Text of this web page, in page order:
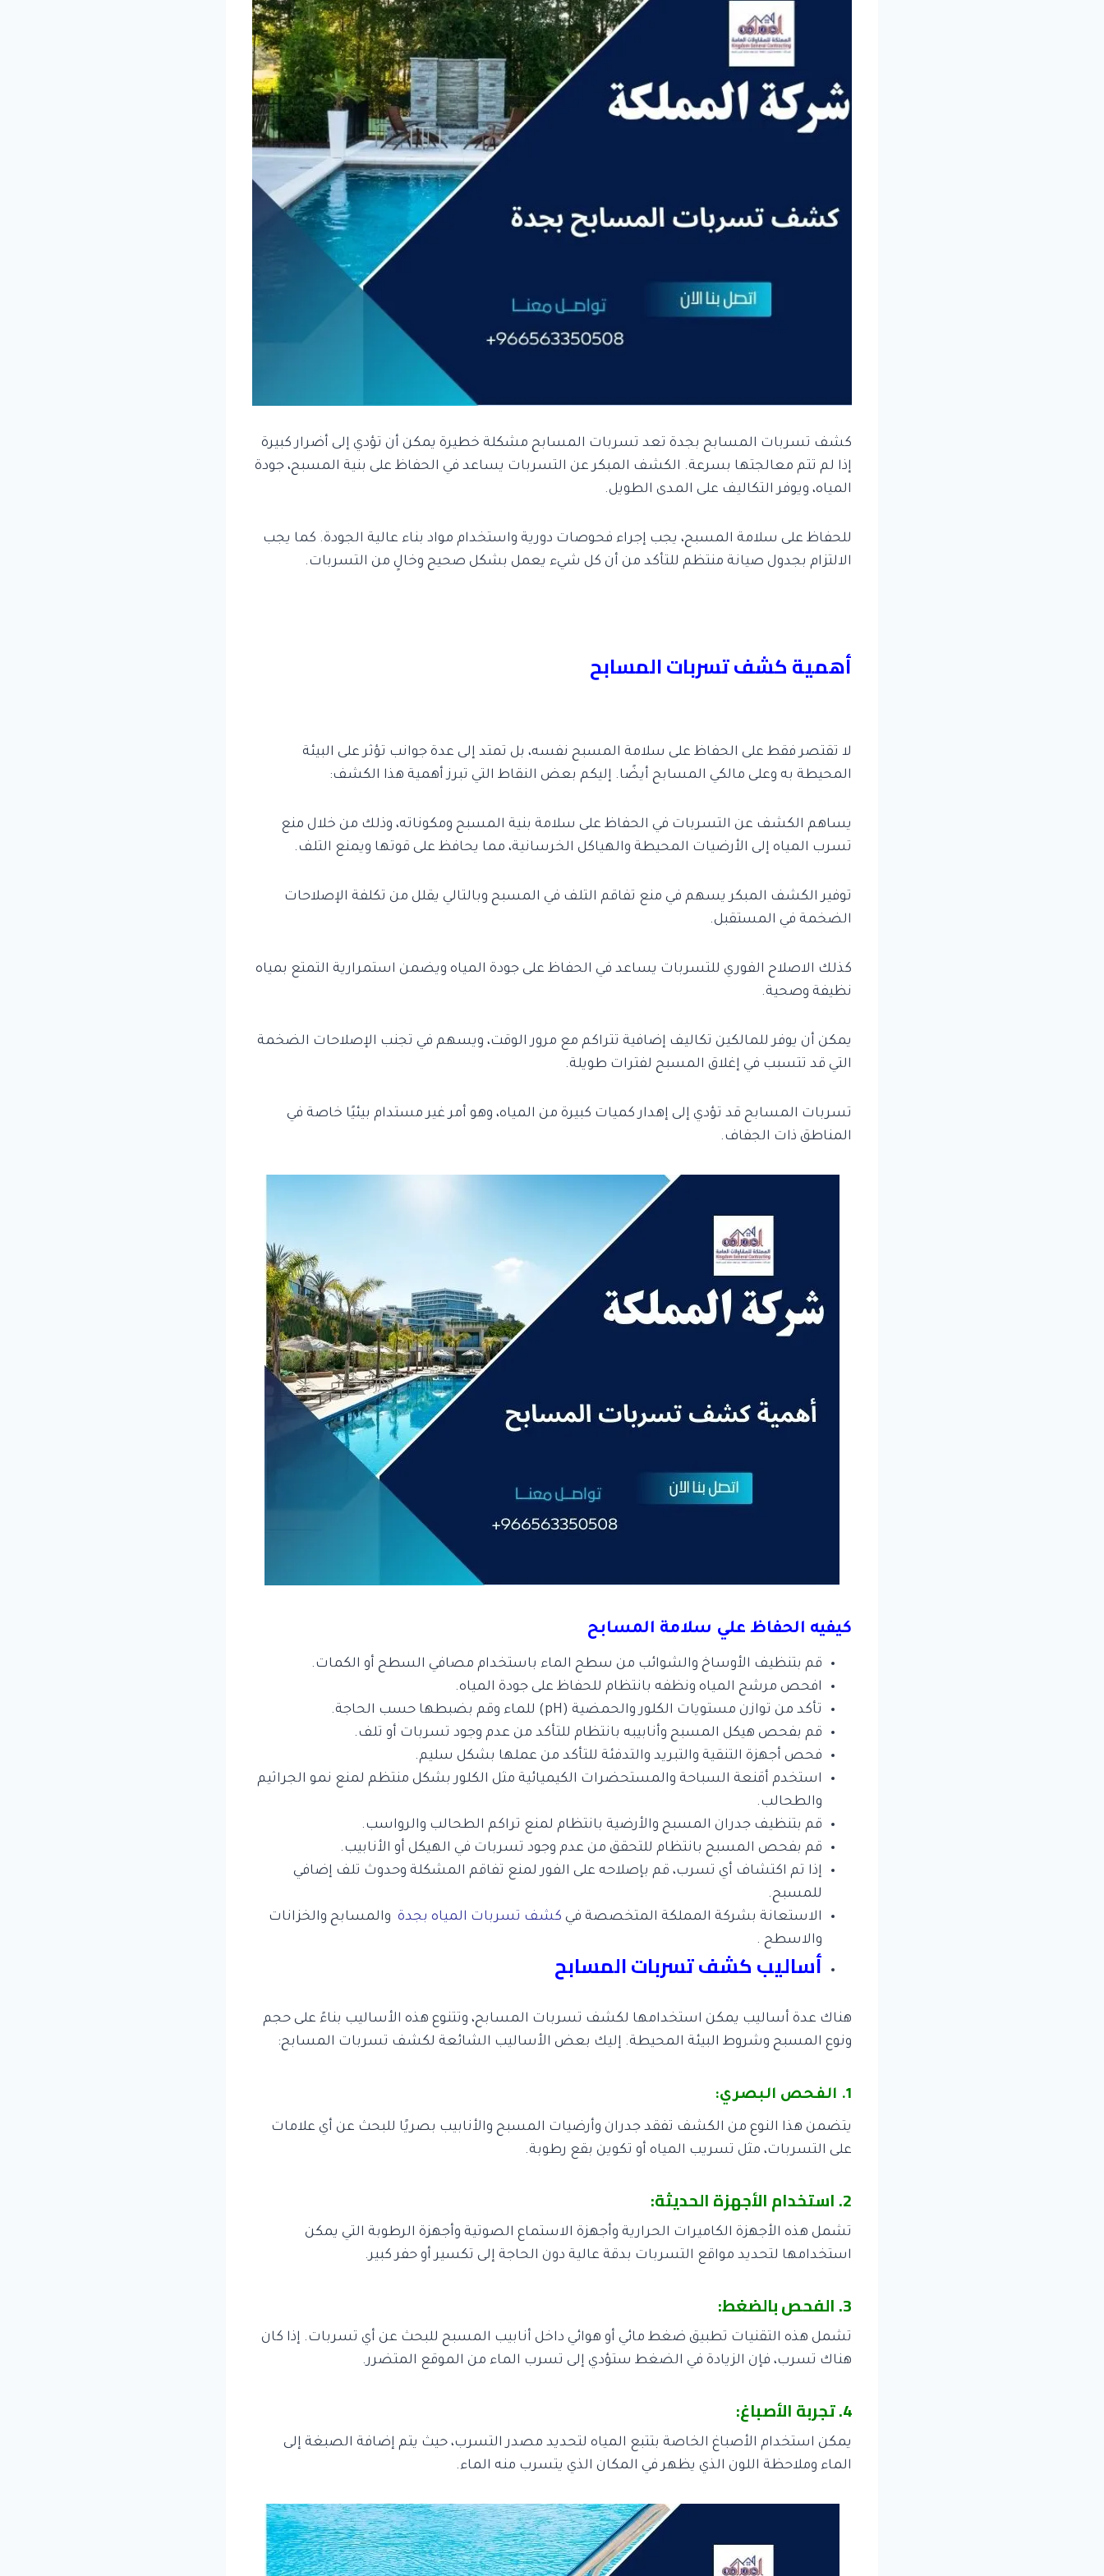
كشف تسربات المسابح بجدة تعد تسربات المسابح مشكلة خطيرة يمكن أن تؤدي إلى أضرار كبيرة
إذا لم تتم معالجتها بسرعة. الكشف المبكر عن التسربات يساعد في الحفاظ على بنية المسبح، جودة
المياه، ويوفر التكاليف على المدى الطويل.
للحفاظ على سلامة المسبح، يجب إجراء فحوصات دورية واستخدام مواد بناء عالية الجودة. كما يجب
الالتزام بجدول صيانة منتظم للتأكد من أن كل شيء يعمل بشكل صحيح وخالٍ من التسربات.
أهمية كشف تسربات المسابح
لا تقتصر فقط على الحفاظ على سلامة المسبح نفسه، بل تمتد إلى عدة جوانب تؤثر على البيئة
المحيطة به وعلى مالكي المسابح أيضًا. إليكم بعض النقاط التي تبرز أهمية هذا الكشف:
يساهم الكشف عن التسربات في الحفاظ على سلامة بنية المسبح ومكوناته، وذلك من خلال منع
تسرب المياه إلى الأرضيات المحيطة والهياكل الخرسانية، مما يحافظ على قوتها ويمنع التلف.
توفير الكشف المبكر يسهم في منع تفاقم التلف في المسبح وبالتالي يقلل من تكلفة الإصلاحات
الضخمة في المستقبل.
كذلك الاصلاح الفوري للتسربات يساعد في الحفاظ على جودة المياه ويضمن استمرارية التمتع بمياه
نظيفة وصحية.
يمكن أن يوفر للمالكين تكاليف إضافية تتراكم مع مرور الوقت، ويسهم في تجنب الإصلاحات الضخمة
التي قد تتسبب في إغلاق المسبح لفترات طويلة.
تسربات المسابح قد تؤدي إلى إهدار كميات كبيرة من المياه، وهو أمر غير مستدام بيئيًا خاصة في
المناطق ذات الجفاف.
كيفيه الحفاظ علي سلامة المسابح
قم بتنظيف الأوساخ والشوائب من سطح الماء باستخدام مصافي السطح أو الكمات.
افحص مرشح المياه ونظفه بانتظام للحفاظ على جودة المياه.
تأكد من توازن مستويات الكلور والحمضية (pH) للماء وقم بضبطها حسب الحاجة.
قم بفحص هيكل المسبح وأنابيبه بانتظام للتأكد من عدم وجود تسربات أو تلف.
فحص أجهزة التنقية والتبريد والتدفئة للتأكد من عملها بشكل سليم.
استخدم أقنعة السباحة والمستحضرات الكيميائية مثل الكلور بشكل منتظم لمنع نمو الجراثيم
والطحالب.
قم بتنظيف جدران المسبح والأرضية بانتظام لمنع تراكم الطحالب والرواسب.
قم بفحص المسبح بانتظام للتحقق من عدم وجود تسربات في الهيكل أو الأنابيب.
إذا تم اكتشاف أي تسرب، قم بإصلاحه على الفور لمنع تفاقم المشكلة وحدوث تلف إضافي
للمسبح.
الاستعانة بشركة المملكة المتخصصة في كشف تسربات المياه بجدة والمسابح والخزانات
والاسطح .
أساليب كشف تسربات المسابح
هناك عدة أساليب يمكن استخدامها لكشف تسربات المسابح، وتتنوع هذه الأساليب بناءً على حجم
ونوع المسبح وشروط البيئة المحيطة. إليك بعض الأساليب الشائعة لكشف تسربات المسابح:
1. الفحص البصري:
يتضمن هذا النوع من الكشف تفقد جدران وأرضيات المسبح والأنابيب بصريًا للبحث عن أي علامات
على التسربات، مثل تسريب المياه أو تكوين بقع رطوبة.
2. استخدام الأجهزة الحديثة:
تشمل هذه الأجهزة الكاميرات الحرارية وأجهزة الاستماع الصوتية وأجهزة الرطوبة التي يمكن
استخدامها لتحديد مواقع التسربات بدقة عالية دون الحاجة إلى تكسير أو حفر كبير.
3. الفحص بالضغط:
تشمل هذه التقنيات تطبيق ضغط مائي أو هوائي داخل أنابيب المسبح للبحث عن أي تسربات. إذا كان
هناك تسرب، فإن الزيادة في الضغط ستؤدي إلى تسرب الماء من الموقع المتضرر.
4. تجربة الأصباغ:
يمكن استخدام الأصباغ الخاصة بتتبع المياه لتحديد مصدر التسرب، حيث يتم إضافة الصبغة إلى
الماء وملاحظة اللون الذي يظهر في المكان الذي يتسرب منه الماء.